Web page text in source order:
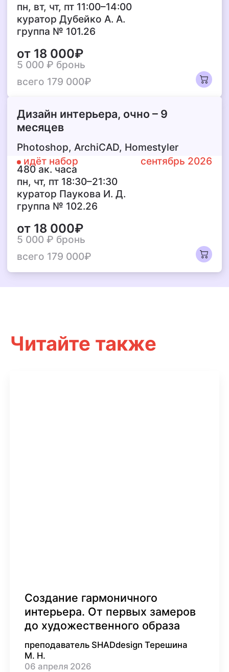
пн, вт, чт, пт 11:00–14:00
куратор Дубейко А. А.
группа № 101.26
от 18 000₽
5 000 ₽ бронь
всего 179 000₽
Дизайн интерьера, очно – 9
месяцев
Photoshop, ArchiCAD, Homestyler
идёт набор
сентябрь 2026
480 ак. часа
пн, чт, пт 18:30–21:30
куратор Паукова И. Д.
группа № 102.26
от 18 000₽
5 000 ₽ бронь
всего 179 000₽
Читайте также
Создание гармоничного
интерьера. От первых замеров
до художественного образа
преподаватель SHADdesign Терешина
М. Н.
06 апреля 2026